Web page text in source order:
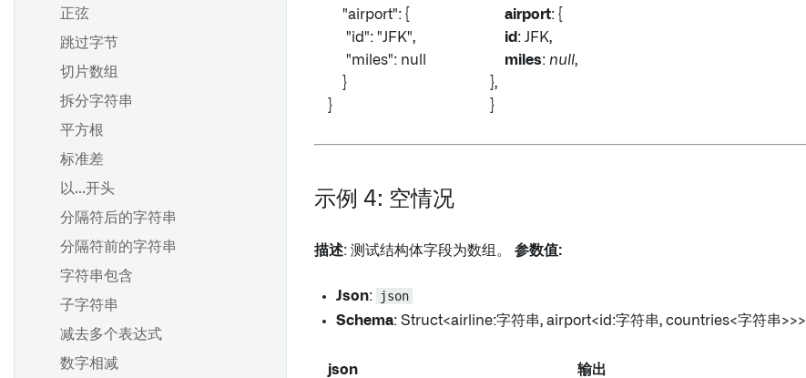
正弦
跳过字节
切片数组
拆分字符串
平方根
标准差
以...开头
分隔符后的字符串
分隔符前的字符串
字符串包含
子字符串
减去多个表达式
数字相减
"airport": {
"id": "JFK",
"miles": null
}
}
airport: {
id : JFK,
miles: null,
},
}
示例 4: 空情况
描述: 测试结构体字段为数组。 参数值:
Json:
json
Schema: Struct<airline:字符串, airport<id:字符串, countries<字符串>>>
json 输出